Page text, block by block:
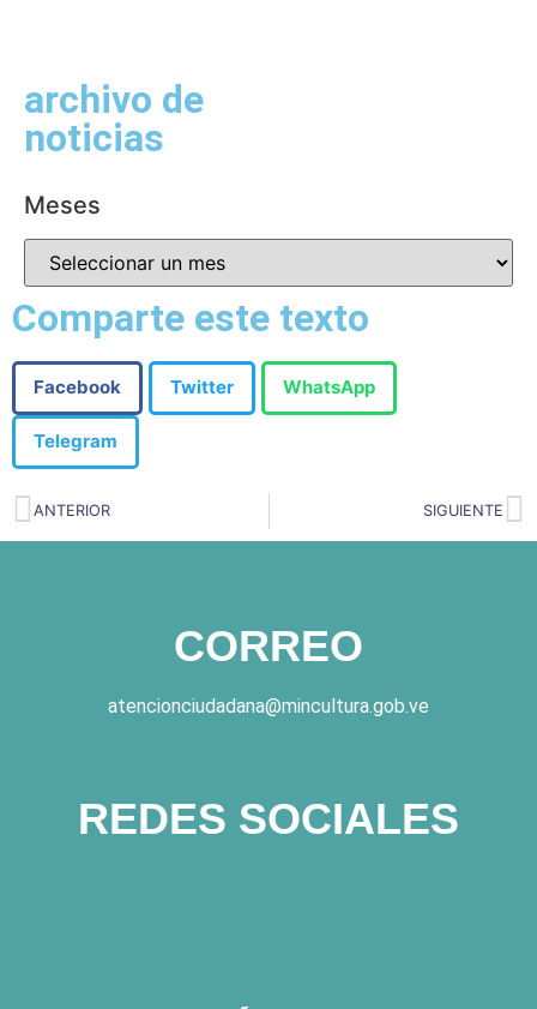
archivo de
noticias
Meses
Comparte este texto
Facebook Twitter WhatsApp
Telegram
ANTERIOR SIGUIENTE
CORREO
atencionciudadana@mincultura.gob.ve
REDES SOCIALES